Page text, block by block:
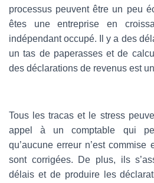
processus peuvent être un peu
êtes une entreprise en
indépendant occupé. Il y a des
un tas de paperasses et de
des déclarations de revenus est
Tous les tracas et le stress
appel à un comptable qui
qu’aucune erreur n’est
sont corrigées. De plus, ils
délais et de produire les